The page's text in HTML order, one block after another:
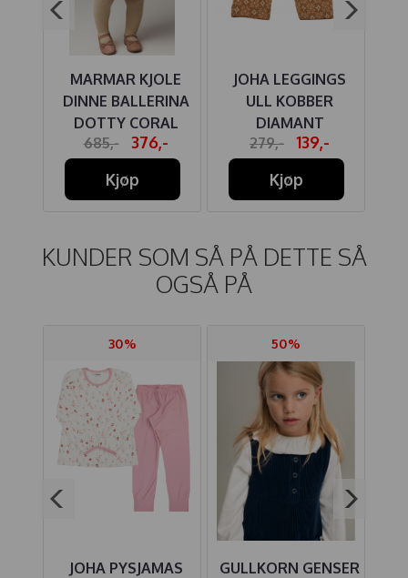
MARMAR KJOLE
DINNE BALLERINA
DOTTY CORAL
HAZE
685,-
376,-
Kjøp
JOHA LEGGINGS
ULL KOBBER
DIAMANT
279,-
139,-
Kjøp
KUNDER SOM SÅ PÅ DETTE SÅ
OGSÅ PÅ
30%
JOHA PYSJAMAS
50%
GULLKORN GENSER